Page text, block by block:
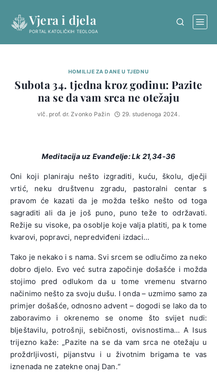
content
Vjera i djela
PORTAL KATOLIČKIH TEOLOGA
HOMILIJE ZA DANE U TJEDNU
Subota 34. tjedna kroz godinu: Pazite
na se da vam srca ne otežaju
vlč. prof. dr. Zvonko Pažin 29. studenoga 2024.
Meditacija uz Evanđelje:Lk 21,34-36
Oni koji planiraju nešto izgraditi, kuću, školu, dječji
vrtić, neku društvenu zgradu, pastoralni centar s
pravom će kazati da je možda teško nešto od toga
sagraditi ali da je još puno, puno teže to održavati.
Režije su visoke, pa osoblje koje valja platiti, pa k tome
kvarovi, popravci, nepredviđeni izdaci…
Tako je nekako i s nama. Svi srcem se odlučimo za neko
dobro djelo. Evo već sutra započinje došašće i možda
stojimo pred odlukom da u tome vremenu stvarno
načinimo nešto za svoju dušu. I onda – uzmimo samo za
primjer došašće, odnosno advent – dogodi se lako da to
zaboravimo i okrenemo se onome što svijet nudi:
blještavilu, potrošnji, sebičnosti, ovisnostima… A Isus
trijezno kaže: „Pazite na se da vam srca ne otežaju u
proždrljivosti, pijanstvu i u životnim brigama te vas
iznenada ne zatekne onaj Dan.“